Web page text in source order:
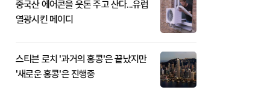
중국산 에어콘을 웃돈 주고 산다...유럽
열광시킨 메이디
스티븐 로치 '과거의 홍콩'은 끝났지만
'새로운 홍콩'은 진행중